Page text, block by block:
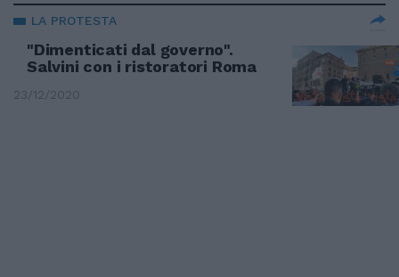
LA PROTESTA
"Dimenticati dal governo".
Salvini con i ristoratori Roma
23/12/2020